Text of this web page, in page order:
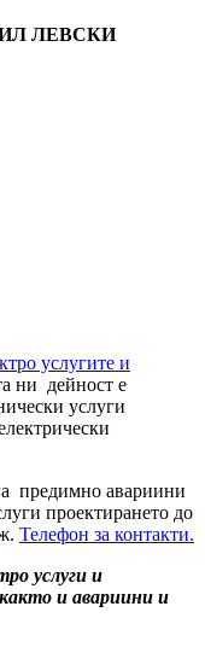
ЛЕВСКИ
услугите и
ни дейност е
услуги
предимно авариини
проектирането до
Телефон за контакти.
услуги и
както и авариини и